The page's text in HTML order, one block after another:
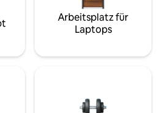
Arbeitsplatz für
Laptops